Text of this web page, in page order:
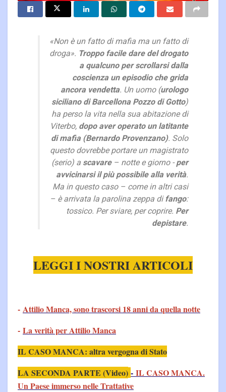
«Non è un fatto di mafia ma un fatto di
droga». Troppo facile dare del drogato
a qualcuno per scrollarsi dalla
coscienza un episodio che grida
ancora vendetta. Un uomo (urologo
siciliano di Barcellona Pozzo di Gotto)
ha perso la vita nella sua abitazione di
Viterbo, dopo aver operato un latitante
di mafia (Bernardo Provenzano). Solo
questo dovrebbe portare un magistrato
(serio) a scavare – notte e giorno -per
avvicinarsi il più possibile alla verità.
Ma in questo caso – come in altri casi
– è arrivata la parolina zeppa difango:
tossico. Per sviare, per coprire. Per
depistare.
LEGGI I NOSTRI ARTICOLI
- Attilio Manca, sono trascorsi 18 anni da quella notte
- La verità per Attilio Manca
IL CASO MANCA: altra vergogna di Stato
LA SECONDA PARTE (Video) - IL CASO MANCA.
Un Paese immerso nelle Trattative